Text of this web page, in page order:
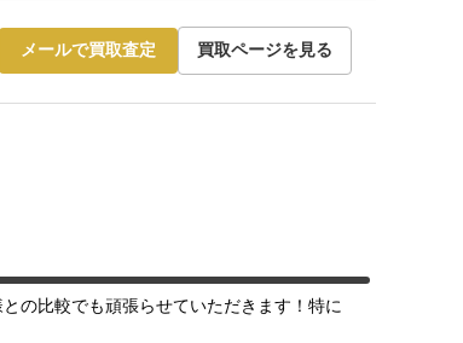
メールで買取査定 買取ページを見る
の比較でも頑張らせていただきます！特に